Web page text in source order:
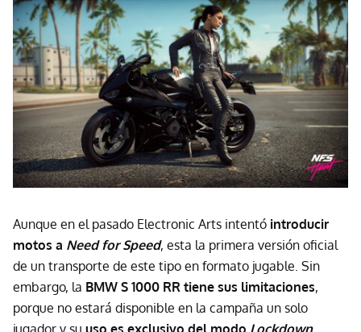
Aunque en el pasado Electronic Arts intentó introducir
motos a Need for Speed, esta la primera versión oficial
de un transporte de este tipo en formato jugable. Sin
embargo, la BMW S 1000 RR tiene sus limitaciones,
porque no estará disponible en la campaña un solo